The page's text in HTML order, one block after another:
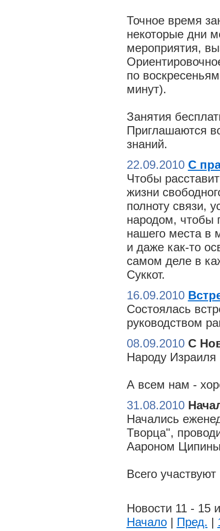
Точное время
некоторые дни
мероприятия,
по
минут).
Занятия
Приглашаются
знаний.
22.09.2010 С
Чтобы
жизни
полноту связи,
народом, чтобы
нашего места в
и даже как-то
самом деле в
Суккот.
16.09.2010
Состоялась
руководством
08.09.2010 С
Народу Израиля
А всем нам -
31.08.2010
Начались
Творца",
Аароном
Всего
Новости 11 - 15
Начало| Пред. |